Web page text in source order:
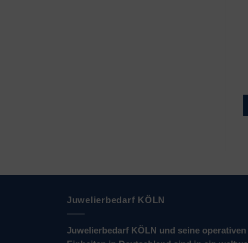
Juwelierbedarf KÖLN
Juwelierbedarf KÖLN und seine operativen